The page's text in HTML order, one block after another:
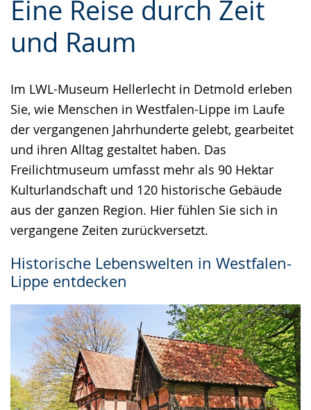
Eine Reise durch Zeit
und Raum
Im LWL-Museum Hellerlecht in Detmold erleben
Sie, wie Menschen in Westfalen-Lippe im Laufe
der vergangenen Jahrhunderte gelebt, gearbeitet
und ihren Alltag gestaltet haben. Das
Freilichtmuseum umfasst mehr als 90 Hektar
Kulturlandschaft und 120 historische Gebäude
aus der ganzen Region. Hier fühlen Sie sich in
vergangene Zeiten zurückversetzt.
Historische Lebenswelten in Westfalen-
Lippe entdecken
Leichten
Sprache
wechseln.
Audio-
Unterstützung.
Video
Deutscher
wird
angezeigt.